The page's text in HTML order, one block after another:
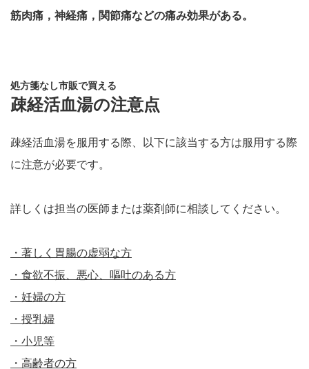
筋肉痛，神経痛，関節痛などの痛み効果がある。
処方箋なし市販で買える
疎経活血湯の注意点
疎経活血湯を服用する際、以下に該当する方は服用する際
に注意が必要です。
詳しくは担当の医師または薬剤師に相談してください。
・著しく胃腸の虚弱な方
・食欲不振、悪心、嘔吐のある方
・妊婦の方
・授乳婦
・小児等
・高齢者の方